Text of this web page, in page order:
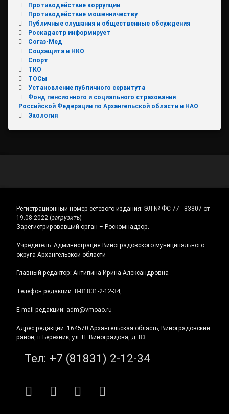
Противодействие коррупции
Противодействие мошенничеству
Публичные слушания и общественные обсуждения
Роскадастр информирует
Согаз-Мед
Соцзащита и НКО
Спорт
ТКО
ТОСы
Установление публичного сервитута
Фонд пенсионного и социального страхования
Российской Федерации по Архангельской области и НАО
Экология
Регистрационный номер сетевого издания: ЭЛ № ФС 77 - 83807 от
19.08.2022.(загрузить)
Зарегистрировавший орган – Роскомнадзор.
Учредитель: Администрация Виноградовского муниципального
округа Архангельской области
Главный редактор: Антипина Ирина Александровна
Телефон редакции: 8-81831-2-12-34,
E-mail редакции: adm@vmoao.ru
Адрес редакции: 164570 Архангельская область, Виноградовский
район, п.Березник, ул. П. Виноградова, д. 83.
Тел: +7 (81831) 2-12-34
RSS E-mailВКонтакте
Telegram